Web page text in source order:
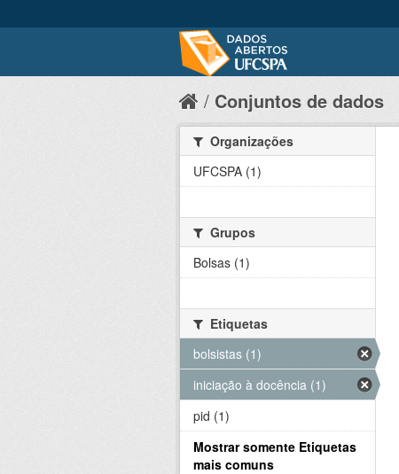
Conjuntos de dados
Organizações
UFCSPA (1)
Grupos
Bolsas (1)
Etiquetas
bolsistas (1)
iniciação à docência (1)
pid (1)
Mostrar somente Etiquetas
mais comuns